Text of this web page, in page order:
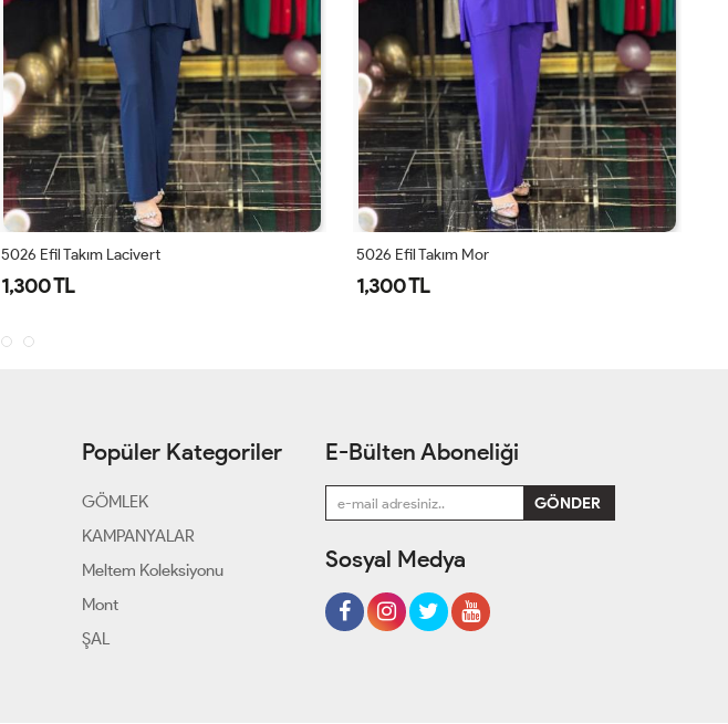
5026 Efil Takım Lacivert
1,300 TL
5026 Efil Takım Mor
1,300 TL
Popüler Kategoriler
GÖMLEK
KAMPANYALAR
Meltem Koleksiyonu
Mont
ŞAL
E-Bülten Aboneliği
Sosyal Medya